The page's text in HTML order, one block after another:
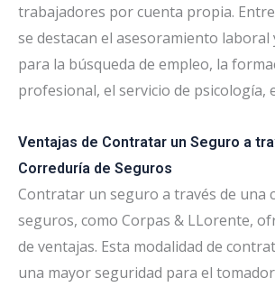
trabajadores por cuenta propia.
se destacan el asesoramiento laboral
para la búsqueda de empleo, la
profesional, el servicio de psicología,
Ventajas de Contratar un Seguro a
Correduría de Seguros
Contratar un seguro a través de una
seguros, como Corpas & LLorente,
de ventajas. Esta modalidad de
una mayor seguridad para el